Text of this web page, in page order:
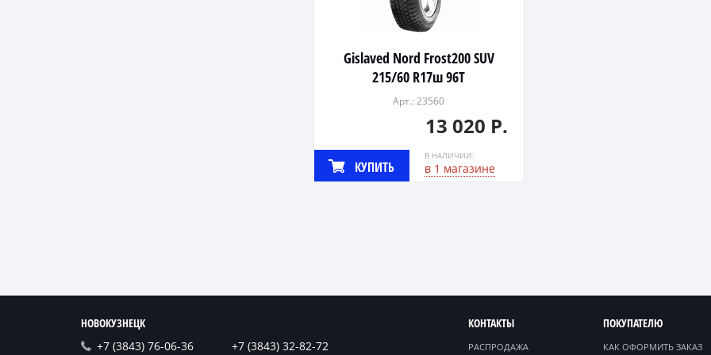
Gislaved Nord Frost200 SUV
215/60 R17ш 96T
Арт.: 23560
13 020 Р.
КУПИТЬ
В НАЛИЧИИ:
в 1 магазине
НОВОКУЗНЕЦК
+7 (3843) 76-06-36
+7 (3843) 32-82-72
КОНТАКТЫ
РАСПРОДАЖА
ПОКУПАТЕЛЮ
КАК ОФОРМИТЬ ЗАКАЗ